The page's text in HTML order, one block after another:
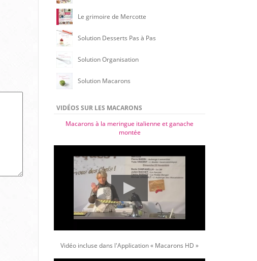
Le grimoire de Mercotte
Solution Desserts Pas à Pas
Solution Organisation
Solution Macarons
VIDÉOS SUR LES MACARONS
Macarons à la meringue italienne et ganache
montée
Vidéo incluse dans l'Application « Macarons HD »